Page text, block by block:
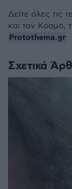
Σχετικά
Δείτε όλες τις
και τον Κόσμο,
Protothema.gr